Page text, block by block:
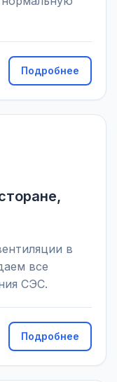
Подробнее
в
все
СЭС.
Подробнее